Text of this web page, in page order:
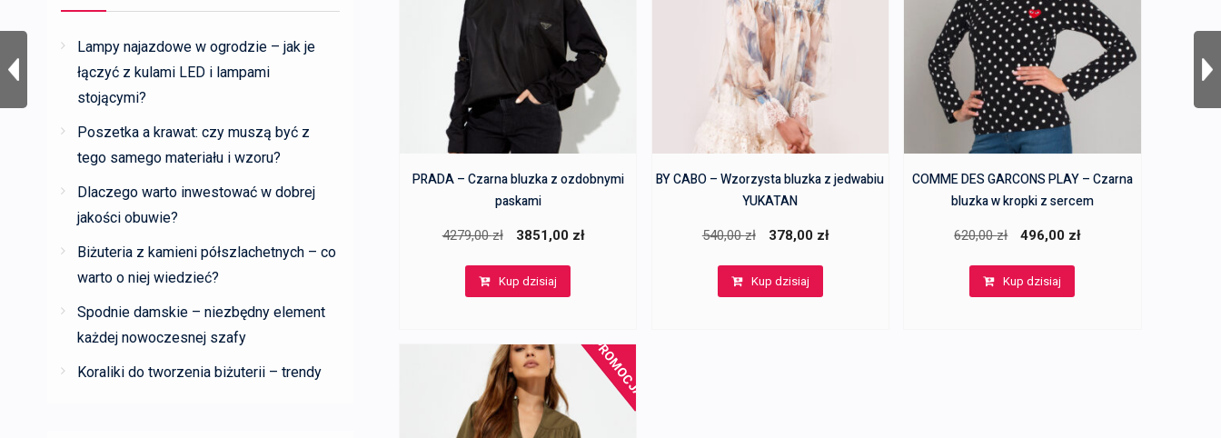
PRADA – Czarna bluzka z ozdobnymi
paskami
4279,00zł
Pierwotna
wynosiła:
3851,00 zł
Kup dzisiaj
BY CABO – Wzorzysta bluzka z jedwabiu
YUKATAN
540,00zł
Pierwotna
wynosiła:
378,00 zł
Kup dzisiaj
COMME DES GARCONS PLAY – Czarna
bluzka w kropki z sercem
620,00zł
Pierwotna
wynosiła:
496,00 zł
Kup dzisiaj
PROMOCJA!
Lampy najazdowe w ogrodzie – jak je
łączyć z kulami LED i lampami
stojącymi?
Poszetka a krawat: czy muszą być z
tego samego materiału i wzoru?
Dlaczego warto inwestować w dobrej
jakości obuwie?
Biżuteria z kamieni półszlachetnych – co
warto o niej wiedzieć?
Spodnie damskie – niezbędny element
każdej nowoczesnej szafy
Koraliki do tworzenia biżuterii – trendy